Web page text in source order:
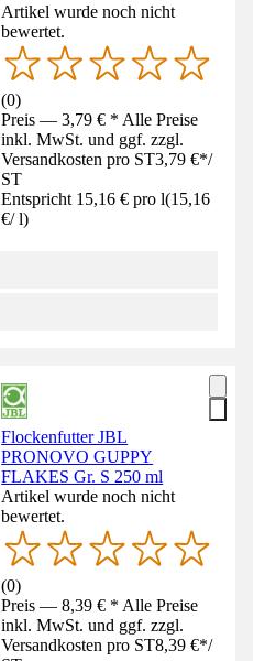
Artikel wurde noch nicht
bewertet.
(0)
Preis — 3,79 € * Alle Preise
inkl. MwSt. und ggf. zzgl.
Versandkosten pro ST3,79 €*/
ST
Entspricht 15,16 € pro l(15,16
€/ l)
Flockenfutter JBL
PRONOVO GUPPY
FLAKES Gr. S 250 ml
Artikel wurde noch nicht
bewertet.
(0)
Preis — 8,39 € * Alle Preise
inkl. MwSt. und ggf. zzgl.
Versandkosten pro ST8,39 €*/